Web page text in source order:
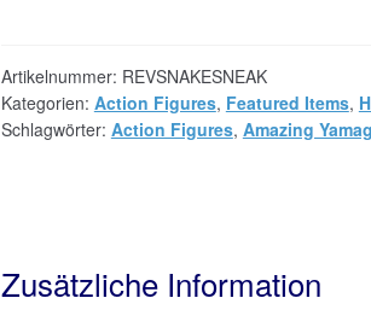
Artikelnummer: REVSNAKESNEAK
Kategorien: Action Figures, Featured Items,
Schlagwörter: Action Figures, Amazing
Zusätzliche Information